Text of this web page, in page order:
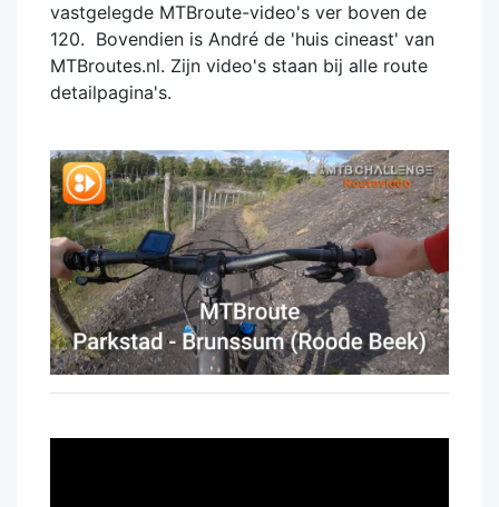
vastgelegde MTBroute-video's ver boven de
120. Bovendien is André de 'huis cineast' van
MTBroutes.nl. Zijn video's staan bij alle route
detailpagina's.